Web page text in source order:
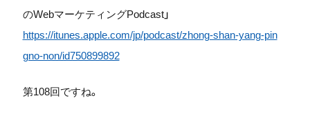
のWebマーケティングPodcast」
https://itunes.apple.com/jp/podcast/zhong-shan-yang-pin
gno-non/id750899892
第108回ですね。